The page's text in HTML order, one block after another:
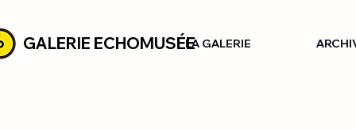
GALERIE ECHOMUSÉELA GALERIE